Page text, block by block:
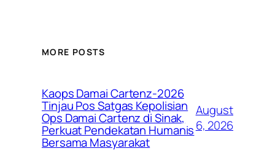
MORE POSTS
Kaops Damai Cartenz-2026
Tinjau Pos Satgas Kepolisian
Ops Damai Cartenz di Sinak,
Perkuat Pendekatan Humanis
Bersama Masyarakat
August
6, 2026